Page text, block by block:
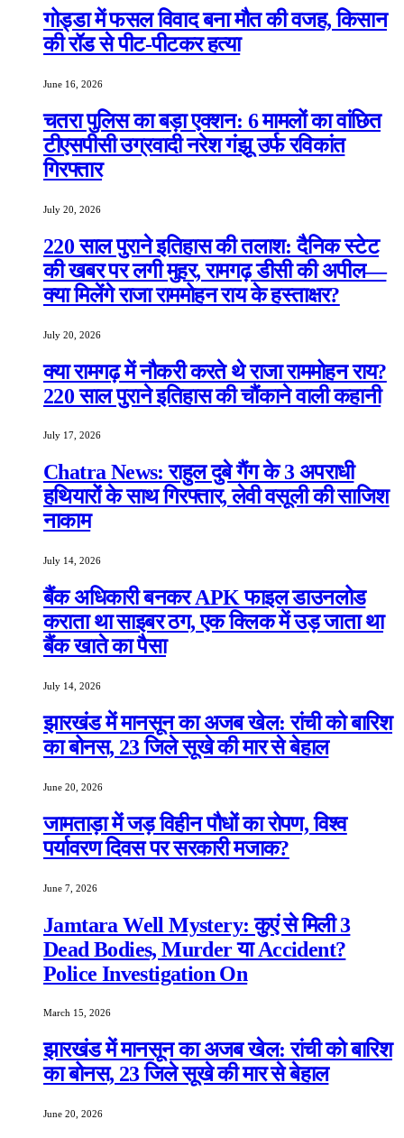
गोड्डा में फसल विवाद बना मौत की वजह, किसान
की रॉड से पीट-पीटकर हत्या
June 16, 2026
चतरा पुलिस का बड़ा एक्शन: 6 मामलों का वांछित
टीएसपीसी उग्रवादी नरेश गंझू उर्फ रविकांत
गिरफ्तार
July 20, 2026
220 साल पुराने इतिहास की तलाश: दैनिक स्टेट
की खबर पर लगी मुहर, रामगढ़ डीसी की अपील—
क्या मिलेंगे राजा राममोहन राय के हस्ताक्षर?
July 20, 2026
क्या रामगढ़ में नौकरी करते थे राजा राममोहन राय?
220 साल पुराने इतिहास की चौंकाने वाली कहानी
July 17, 2026
Chatra News: राहुल दुबे गैंग के 3 अपराधी
हथियारों के साथ गिरफ्तार, लेवी वसूली की साजिश
नाकाम
July 14, 2026
बैंक अधिकारी बनकर APK फाइल डाउनलोड
कराता था साइबर ठग, एक क्लिक में उड़ जाता था
बैंक खाते का पैसा
July 14, 2026
झारखंड में मानसून का अजब खेल: रांची को बारिश
का बोनस, 23 जिले सूखे की मार से बेहाल
June 20, 2026
जामताड़ा में जड़ विहीन पौधों का रोपण, विश्व
पर्यावरण दिवस पर सरकारी मजाक?
June 7, 2026
Jamtara Well Mystery: कुएं से मिली 3
Dead Bodies, Murder या Accident?
Police Investigation On
March 15, 2026
झारखंड में मानसून का अजब खेल: रांची को बारिश
का बोनस, 23 जिले सूखे की मार से बेहाल
June 20, 2026